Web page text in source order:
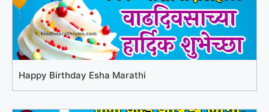
Happy Birthday Esha Marathi